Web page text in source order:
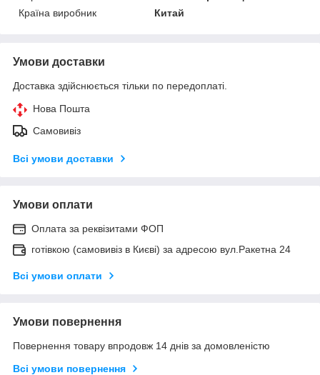
Країна виробник
Китай
Умови доставки
Доставка здійснюється тільки по передоплаті.
Нова Пошта
Самовивіз
Всі умови доставки
Умови оплати
Оплата за реквізитами ФОП
готівкою (самовивіз в Києві) за адресою вул.Ракетна 24
Всі умови оплати
Умови повернення
Повернення товару впродовж 14 днів за домовленістю
Всі умови повернення